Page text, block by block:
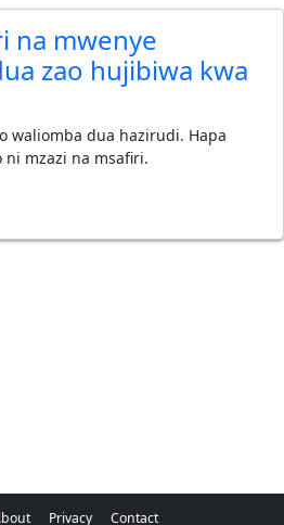
na mwenye
zao hujibiwa kwa
waliomba dua hazirudi. Hapa
ni mzazi na msafiri.
Privacy Contact